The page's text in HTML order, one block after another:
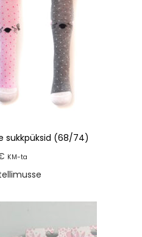
sukkpüksid (68/74)
KM-ta